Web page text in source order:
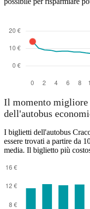
Il momento
dell'autobus
I biglietti dell'autobus
essere trovati a partire da
media. Il biglietto più